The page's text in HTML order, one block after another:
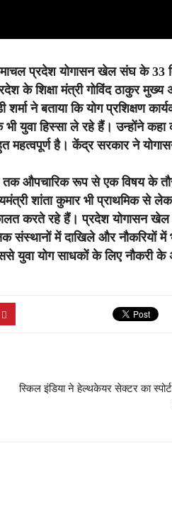
प्रदेश योगासन खेल संघ के 33
के शिक्षा मंत्री गोविंद ठाकुर मुख्य
ने बताया कि योग प्रशिक्षण
युवा हिस्सा ले रहे हैं। उन्होंने कहा
महत्वपूर्ण है। केंद्र सरकार ने
तक औपचारिक रूप से एक विषय के
शांता कुमार भी प्राथमिक से
करते रहे हैं। प्रदेश योगासन
संस्थानों में दाखिले और नौकरियों में
युवा योग साधकों के लिए नौकरी
स्किल इंडिया ने हेल्थकेयर सेक्टर का